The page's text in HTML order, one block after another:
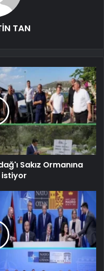
TAN
Sakız Ormanına